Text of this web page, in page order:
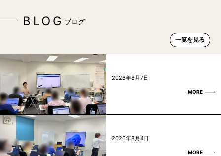
BLOG ブログ
一覧を見る
2026年8月7日
MORE
2026年8月4日
MORE